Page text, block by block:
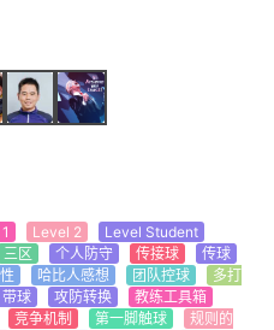
Level 2
Level Student
三区 个人防守 传接球
传球
哈比人感想 团队控球
多打
带球 攻防转换
教练工具箱
竞争机制 第一脚触球
规则的